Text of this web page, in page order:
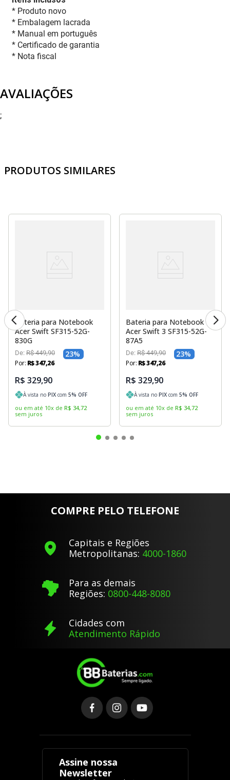
* Produto novo
* Embalagem lacrada
* Manual em português
* Certificado de garantia
* Nota fiscal
AVALIAÇÕES
;
PRODUTOS SIMILARES
Bateria para Notebook
Acer Swift SF315-52G-
830G
De: R$ 449,90 23%
Por: R$347,26
R$ 329,90
À vista no PIX com 5% OFF
ou em até 10x de R$ 34,72
sem juros
Bateria para Notebook
Acer Swift 3 SF315-52G-
87A5
De: R$ 449,90 23%
Por: R$347,26
R$ 329,90
À vista no PIX com 5% OFF
ou em até 10x de R$ 34,72
sem juros
COMPRE PELO TELEFONE
Capitais e Regiões
Metropolitanas: 4000-1860
Para as demais
Regiões: 0800-448-8080
Cidades com
Atendimento Rápido
Assine nossa
Newsletter